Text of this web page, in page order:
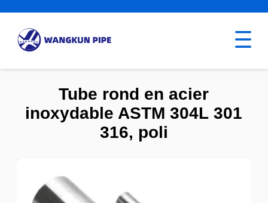
Tube rond en acier
inoxydable ASTM 304L 301
316, poli